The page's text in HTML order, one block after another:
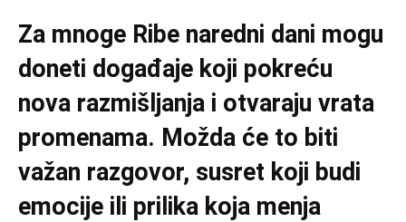
Za mnoge Ribe naredni dani mogu
doneti događaje koji pokreću
nova razmišljanja i otvaraju vrata
promenama. Možda će to biti
važan razgovor, susret koji budi
emocije ili prilika koja menja